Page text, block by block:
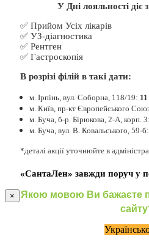
У Дні лояльності
✅ Прийом Усіх лікарів
✅ УЗ-діагностика
✅ Рентген
✅ Гастроскопія
В розрізі філій в такі дати:
м. Ірпінь, вул. Соборна, 118/19:
м. Київ, пр-кт Європейського
м. Буча, б-р. Бірюкова, 2-А, корп. 3:
м. Буча, вул. В. Ковальського, 59-б:
*деталі акції уточнюйте в
«СантаЛен» завжди поруч у
×
Якою мовою Ви бажаєте